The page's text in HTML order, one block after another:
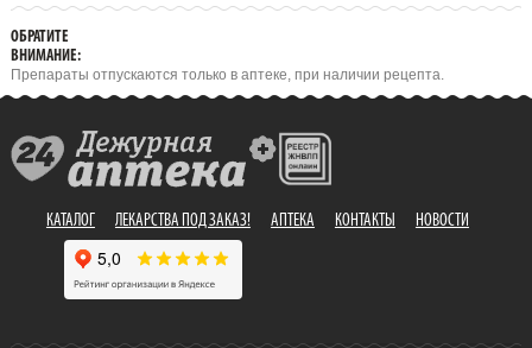
ОБРАТИТЕ
ВНИМАНИЕ:
Препараты отпускаются только в аптеке, при наличии рецепта.
КАТАЛОГ ЛЕКАРСТВА ПОД ЗАКАЗ! АПТЕКА КОНТАКТЫ НОВОСТИ